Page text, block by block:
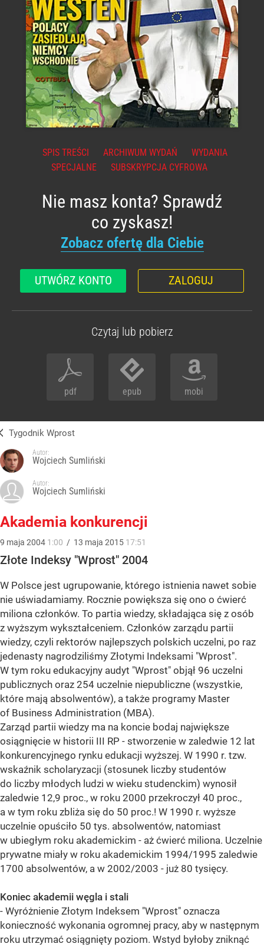
SPIS TREŚCI ARCHIWUM WYDAŃ
WYDANIA
SPECJALNE
SUBSKRYPCJA CYFROWA
Nie masz konta? Sprawdź
co zyskasz!
Zobacz ofertę dla Ciebie
UTWÓRZ KONTO ZALOGUJ
Czytaj lub pobierz
pdf epub mobi
Tygodnik Wprost
Autor:
Wojciech Sumliński
Autor:
Wojciech Sumliński
Akademia konkurencji
9 maja 2004 1:00 / 13 maja 2015 17:51
Złote Indeksy "Wprost" 2004
W Polsce jest ugrupowanie, którego istnienia nawet sobie
nie uświadamiamy. Rocznie powiększa się ono o ćwierć
miliona członków. To partia wiedzy, składająca się z osób
z wyższym wykształceniem. Członków zarządu partii
wiedzy, czyli rektorów najlepszych polskich uczelni, po raz
jedenasty nagrodziliśmy Złotymi Indeksami "Wprost".
W tym roku edukacyjny audyt "Wprost" objął 96 uczelni
publicznych oraz 254 uczelnie niepubliczne (wszystkie,
które mają absolwentów), a także programy Master
of Business Administration (MBA).
Zarząd partii wiedzy ma na koncie bodaj największe
osiągnięcie w historii III RP - stworzenie w zaledwie 12 lat
konkurencyjnego rynku edukacji wyższej. W 1990 r. tzw.
wskaźnik scholaryzacji (stosunek liczby studentów
do liczby młodych ludzi w wieku studenckim) wynosił
zaledwie 12,9 proc., w roku 2000 przekroczył 40 proc.,
a w tym roku zbliża się do 50 proc.! W 1990 r. wyższe
uczelnie opuściło 50 tys. absolwentów, natomiast
w ubiegłym roku akademickim - aż ćwierć miliona. Uczelnie
prywatne miały w roku akademickim 1994/1995 zaledwie
1700 absolwentów, a w 2002/2003 - już 80 tysięcy.
Koniec akademii węgla i stali
- Wyróżnienie Złotym Indeksem "Wprost" oznacza
konieczność wykonania ogromnej pracy, aby w następnym
roku utrzymać osiągnięty poziom. Wstyd byłoby zniknąć